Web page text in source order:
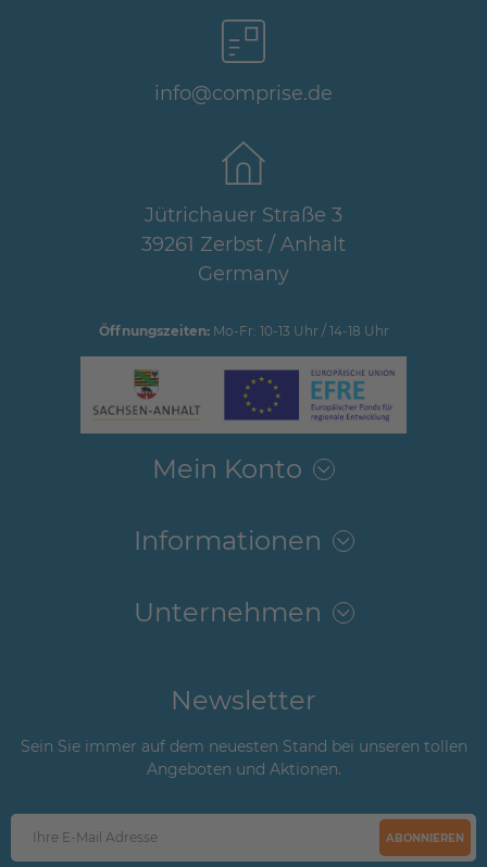
info@comprise.de
Jütrichauer Straße 3
39261 Zerbst / Anhalt
Germany
Öffnungszeiten:Mo-Fr: 10-13 Uhr / 14-18 Uhr
Mein Konto
Informationen
Unternehmen
Newsletter
Sein Sie immer auf dem neuesten Stand bei unseren tollen
Angeboten und Aktionen.
ABONNIEREN